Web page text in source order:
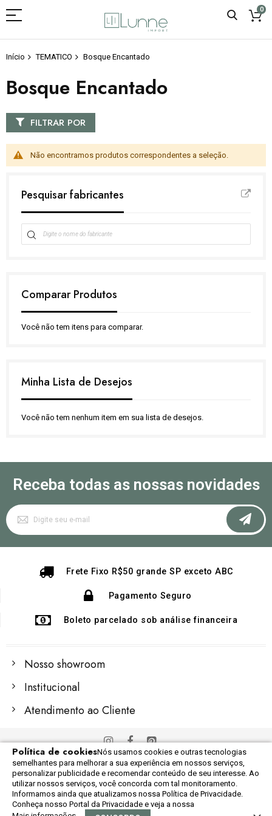
Política de cookiesNós usamos cookies e outras tecnologias
semelhantes para melhorar a sua experiência em nossos serviços,
personalizar publicidade e recomendar conteúdo de seu interesse. Ao
utilizar nossos serviços, você concorda com tal monitoramento.
Informamos ainda que atualizamos nossa Política de Privacidade.
Conheça nosso Portal da Privacidade e veja a nossa
0
Início TEMATICO Bosque Encantado
Bosque Encantado
Não encontramos produtos correspondentes a seleção.
FILTRAR POR
Pesquisar fabricantes
Comparar Produtos
Você não tem itens para comparar.
Minha Lista de Desejos
Você não tem nenhum item em sua lista de desejos.
Receba todas as nossas novidades
Inscreva-
se
na
Frete Fixo R$50 grande SP exceto ABC
Pagamento Seguro
Boleto parcelado sob análise financeira
Nosso showroom
Institucional
Atendimento ao Cliente
© 2022 Importex Global
Razão Social: 06.248.609/0001-60